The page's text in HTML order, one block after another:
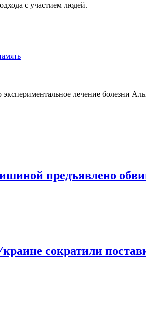
с участием людей.
экспериментальное лечение болезни
предъявлено
сократили